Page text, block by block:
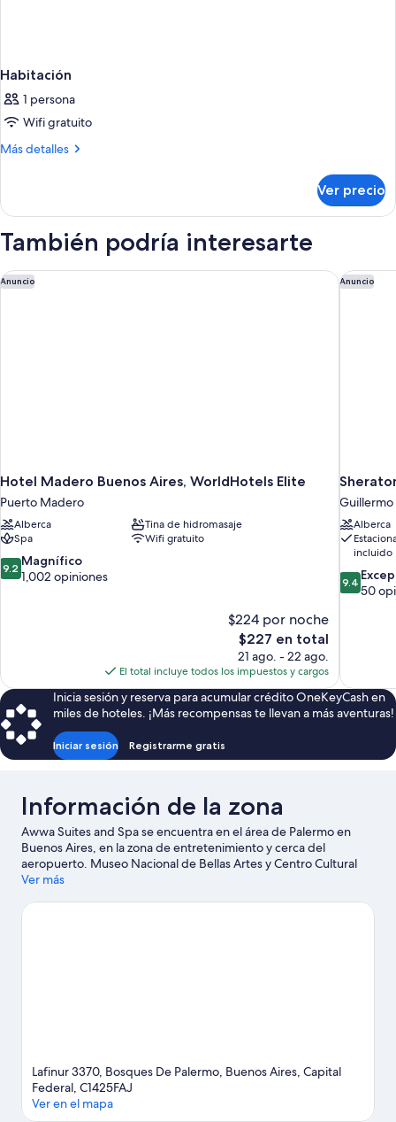
Habitación
1 persona
Wifi gratuito
Más detalles
Más
Ver precio
También podría interesarte
Anuncio
Hotel Madero Buenos Aires, WorldHotels Elite
Puerto Madero
Alberca
Tina de hidromasaje
Spa
Wifi gratuito
9.2
de
9.2 Magnífico
1,002 opiniones
$224 por noche
El
precio
actual
es
de
$227
$227 en total
21 ago. - 22 ago.
El total incluye todos los impuestos y cargos
Hotel Madero Buenos Aires, WorldHotels Elite Anuncio
Alberca
incluido
9.4
de
9.4
50
Inicia sesión y reserva para acumular crédito OneKeyCash en
miles de hoteles. ¡Más recompensas te llevan a más aventuras!
Iniciar sesión Registrarme gratis
Información de la zona
Awwa Suites and Spa se encuentra en el área de Palermo en
Buenos Aires, en la zona de entretenimiento y cerca del
aeropuerto. Museo Nacional de Bellas Artes y Centro Cultural
Recoleta son lugares culturales destacados, y algunos de los
Genérica y Obelisco. Asiste a un evento o partido en Hipódromo
Ver más
Lafinur 3370, Bosques De Palermo, Buenos Aires, Capital
Federal, C1425FAJ
Ver en el mapa